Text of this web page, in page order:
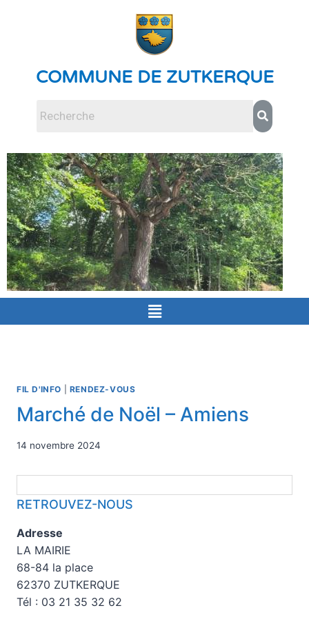
COMMUNE DE ZUTKERQUE
FIL D'INFO RENDEZ-VOUS
Marché de Noël – Amiens
14 novembre 2024
RETROUVEZ-NOUS
Adresse
LA MAIRIE
68-84 la place
62370 ZUTKERQUE
Tél : 03 21 35 32 62